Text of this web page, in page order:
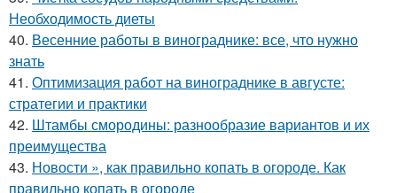
Необходимость диеты
40. Весенние работы в винограднике: все, что нужно
знать
41. Оптимизация работ на винограднике в августе:
стратегии и практики
42. Штамбы смородины: разнообразие вариантов и их
преимущества
43. Новости », как правильно копать в огороде. Как
правильно копать в огороде